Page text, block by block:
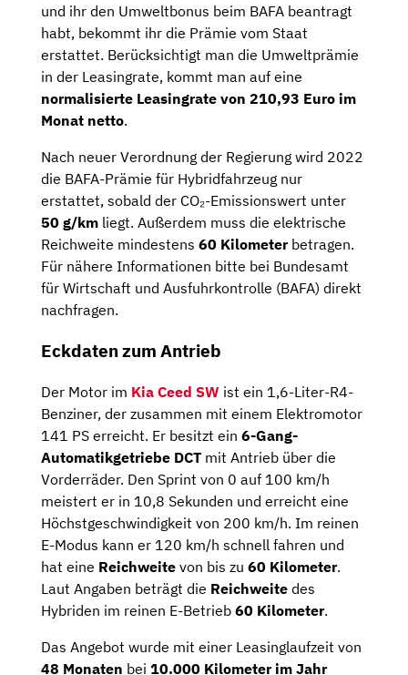
und ihr den Umweltbonus beim BAFA beantragt
habt, bekommt ihr die Prämie vom Staat
erstattet. Berücksichtigt man die Umweltprämie
in der Leasingrate, kommt man auf eine
normalisierte Leasingrate von 210,93 Euro im
Monat netto.
Nach neuer Verordnung der Regierung wird 2022
die BAFA-Prämie für Hybridfahrzeug nur
erstattet, sobald der CO₂-Emissionswert unter
50 g/km liegt. Außerdem muss die elektrische
Reichweite mindestens 60 Kilometerbetragen.
Für nähere Informationen bitte bei Bundesamt
für Wirtschaft und Ausfuhrkontrolle (BAFA) direkt
nachfragen.
Eckdaten zum Antrieb
Der Motor im Kia Ceed SW ist ein 1,6-Liter-R4-
Benziner, der zusammen mit einem Elektromotor
141 PS erreicht. Er besitzt ein 6-Gang-
Automatikgetriebe DCT mit Antrieb über die
Vorderräder. Den Sprint von 0 auf 100 km/h
meistert er in 10,8 Sekunden und erreicht eine
Höchstgeschwindigkeit von 200 km/h. Im reinen
E-Modus kann er 120 km/h schnell fahren und
hat eine Reichweite von bis zu 60 Kilometer.
Laut Angaben beträgt die Reichweite des
Hybriden im reinen E-Betrieb 60 Kilometer.
Das Angebot wurde mit einer Leasinglaufzeit von
48 Monaten bei 10.000 Kilometer im Jahr